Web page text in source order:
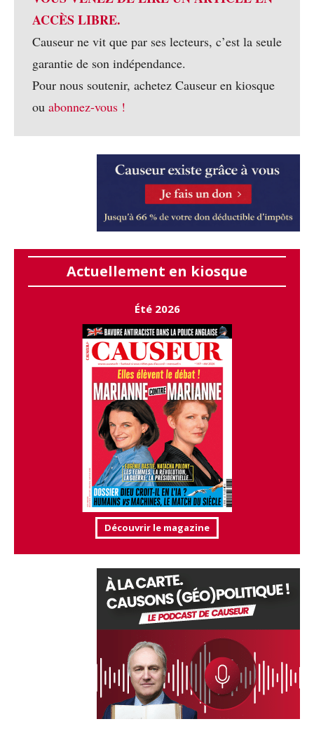
ACCÈS LIBRE.
Causeur ne vit que par ses lecteurs, c’est la seule
garantie de son indépendance.
Pour nous soutenir, achetez Causeur en kiosque
ou abonnez-vous !
Actuellement en kiosque
Été 2026
Découvrir le magazine